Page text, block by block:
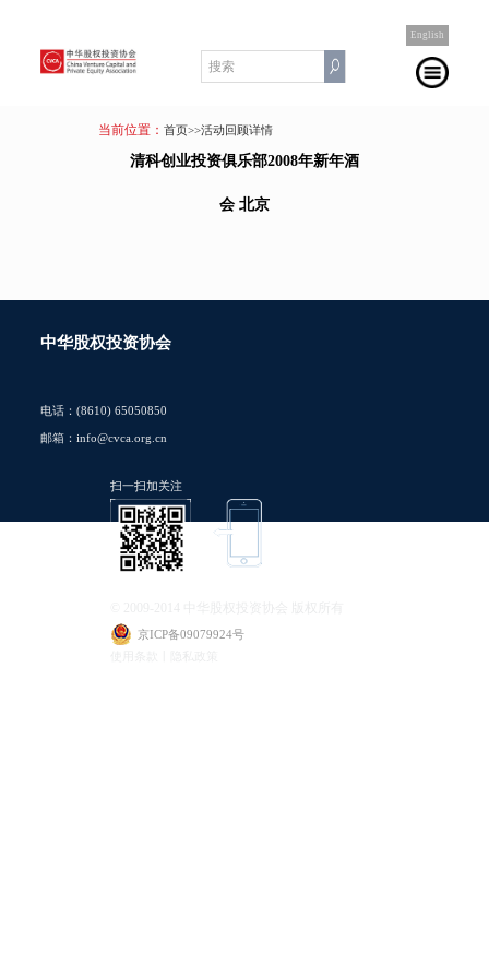
English
当前位置： 首页>>活动回顾详情
清科创业投资俱乐部2008年新年酒
会 北京
中华股权投资协会
电话：(8610) 65050850
邮箱：info@cvca.org.cn
扫一扫加关注
京ICP备09079924号